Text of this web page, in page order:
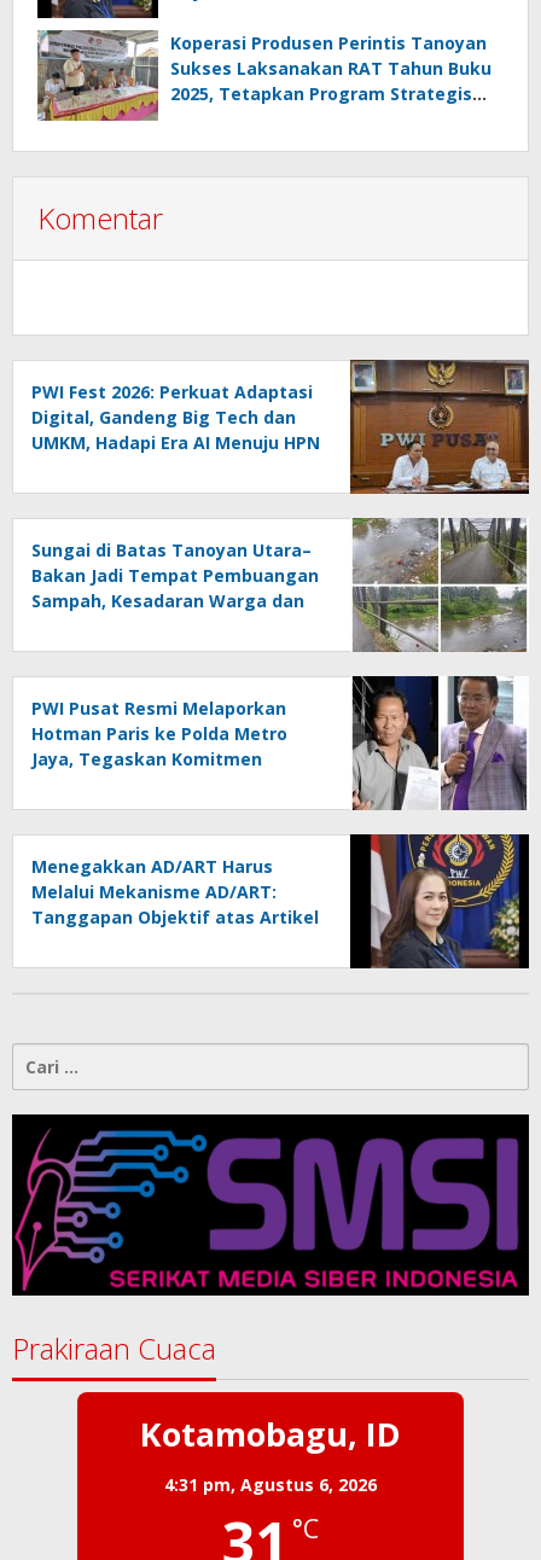
Melanggar Aturan”
Koperasi Produsen Perintis Tanoyan
Sukses Laksanakan RAT Tahun Buku
2025, Tetapkan Program Strategis
Komentar
PWI Fest 2026: Perkuat Adaptasi
Digital, Gandeng Big Tech dan
UMKM, Hadapi Era AI Menuju HPN
Sungai di Batas Tanoyan Utara–
Bakan Jadi Tempat Pembuangan
Sampah, Kesadaran Warga dan
Dipertanyakan
PWI Pusat Resmi Melaporkan
Hotman Paris ke Polda Metro
Jaya, Tegaskan Komitmen
Menegakkan AD/ART Harus
Melalui Mekanisme AD/ART:
Tanggapan Objektif atas Artikel
Konspirasi Melanggar Aturan”
Cari
Prakiraan Cuaca
Kotamobagu, ID
4:31 pm, Agustus 6, 2026
31 °C